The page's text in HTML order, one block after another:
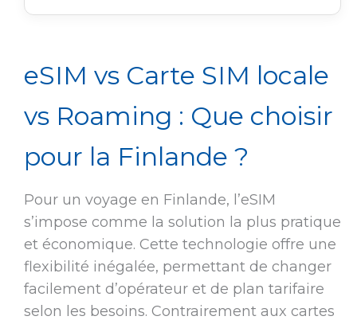
eSIM vs Carte SIM locale
vs Roaming : Que choisir
pour la Finlande ?
Pour un voyage en Finlande, l’eSIM
s’impose comme la solution la plus pratique
et économique. Cette technologie offre une
flexibilité inégalée, permettant de changer
facilement d’opérateur et de plan tarifaire
selon les besoins. Contrairement aux cartes